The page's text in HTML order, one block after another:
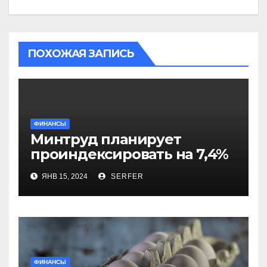
ПОХОЖАЯ ЗАПИСЬ
ФИНАНСЫ
Минтруд планирует
проиндексировать на 7,4%
более 40 выплат и
компенсаций
ЯНВ 15, 2024 SERFER
ФИНАНСЫ